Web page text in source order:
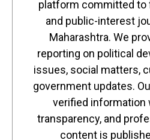
platform committed to
and public-interest
Maharashtra. We
reporting on political
issues, social matters,
government updates.
verified information
transparency, and
content is